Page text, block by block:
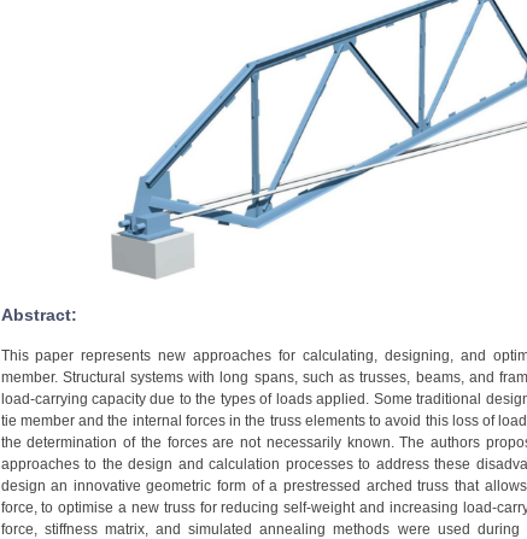
Abstract:
This paper represents new approaches for calculating, designing, and
member. Structural systems with long spans, such as trusses, beams, and
load-carrying capacity due to the types of loads applied. Some traditional
tie member and the internal forces in the truss elements to avoid this loss of
the determination of the forces are not necessarily known. The authors
approaches to the design and calculation processes to address these
design an innovative geometric form of a prestressed arched truss that
force, to optimise a new truss for reducing self-weight and increasing load-
force, stiffness matrix, and simulated annealing methods were used